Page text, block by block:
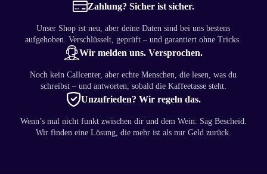
Zahlung? Sicher ist sicher.
Unser Shop ist neu, aber deine Daten sind bei uns bestens
aufgehoben. Verschlüsselt, geprüft – und garantiert ohne Tricks.
Wir melden uns. Versprochen.
Noch kein Callcenter, aber echte Menschen, die lesen, was du
schreibst – und antworten, sobald die Kaffeetasse steht.
Unzufrieden? Wir regeln das.
Wenn’s mal nicht funkt zwischen dir und dem Wein: Sag Bescheid.
Wir finden eine Lösung, die mehr ist als nur Geld zurück.